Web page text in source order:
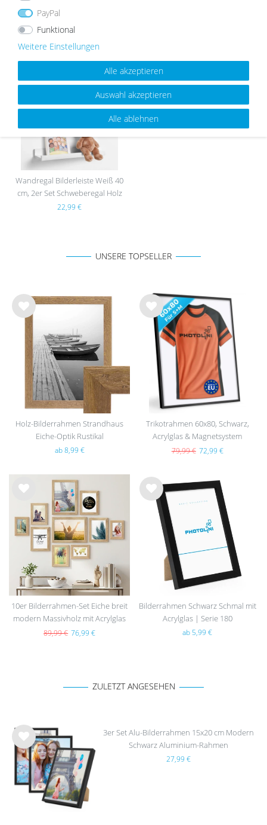
cm, 2er Set Schweberegal Holz
45,99 €
nsc
e
Wandregal Bilderleiste Weiß 40
cm, 2er Set Schweberegal Holz
MDF
22,99 €
UNSERE TOPSELLER
Wu
nsc
hlist
Holz-Bilderrahmen Strandhaus
Eiche-Optik Rustikal
ab 8,99 €
Wu
nsc
hlist
Trikotrahmen 60x80, Schwarz,
Acrylglas & Magnetsystem
79,99 € 72,99 €
hlist
e
10er Bilderrahmen-Set Eiche breit
modern Massivholz mit Acrylglas
89,99 € 76,99 €
Wu
Bilderrahmen Schwarz Schmal mit
Acrylglas | Serie 180
ab 5,99 €
ZULETZT ANGESEHEN
Wu
nsc
hlist
e
3er Set Alu-Bilderrahmen 15x20 cm Modern
Schwarz Aluminium-Rahmen
27,99 €
PayPal
Funktional
Weitere Einstellungen
Alle akzeptieren
Auswahl akzeptieren
Alle ablehnen